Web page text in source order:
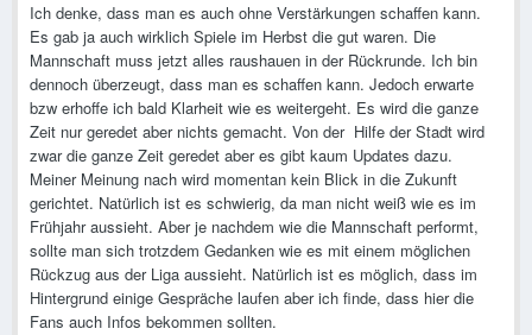
Ich denke, dass man es auch ohne Verstärkungen schaffen kann.
Es gab ja auch wirklich Spiele im Herbst die gut waren. Die
Mannschaft muss jetzt alles raushauen in der Rückrunde. Ich bin
dennoch überzeugt, dass man es schaffen kann. Jedoch erwarte
bzw erhoffe ich bald Klarheit wie es weitergeht. Es wird die ganze
Zeit nur geredet aber nichts gemacht. Von der Hilfe der Stadt wird
zwar die ganze Zeit geredet aber es gibt kaum Updates dazu.
Meiner Meinung nach wird momentan kein Blick in die Zukunft
gerichtet. Natürlich ist es schwierig, da man nicht weiß wie es im
Frühjahr aussieht. Aber je nachdem wie die Mannschaft performt,
sollte man sich trotzdem Gedanken wie es mit einem möglichen
Rückzug aus der Liga aussieht. Natürlich ist es möglich, dass im
Hintergrund einige Gespräche laufen aber ich finde, dass hier die
Fans auch Infos bekommen sollten.